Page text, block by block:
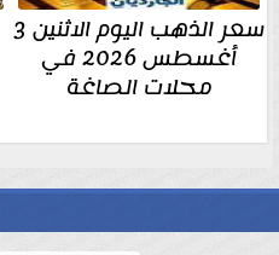
سعر الذهب اليوم الاثنين 3
أغسطس 2026 في
محلات الصاغة